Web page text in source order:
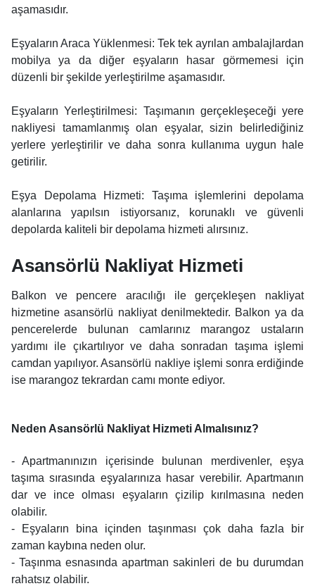
aşamasıdır.
Eşyaların Araca Yüklenmesi: Tek tek ayrılan ambalajlardan
mobilya ya da diğer eşyaların hasar görmemesi için
düzenli bir şekilde yerleştirilme aşamasıdır.
Eşyaların Yerleştirilmesi: Taşımanın gerçekleşeceği yere
nakliyesi tamamlanmış olan eşyalar, sizin belirlediğiniz
yerlere yerleştirilir ve daha sonra kullanıma uygun hale
getirilir.
Eşya Depolama Hizmeti: Taşıma işlemlerini depolama
alanlarına yapılsın istiyorsanız, korunaklı ve güvenli
depolarda kaliteli bir depolama hizmeti alırsınız.
Asansörlü Nakliyat Hizmeti
Balkon ve pencere aracılığı ile gerçekleşen nakliyat
hizmetine asansörlü nakliyat denilmektedir. Balkon ya da
pencerelerde bulunan camlarınız marangoz ustaların
yardımı ile çıkartılıyor ve daha sonradan taşıma işlemi
camdan yapılıyor. Asansörlü nakliye işlemi sonra erdiğinde
ise marangoz tekrardan camı monte ediyor.
Neden Asansörlü Nakliyat Hizmeti Almalısınız?
- Apartmanınızın içerisinde bulunan merdivenler, eşya
taşıma sırasında eşyalarınıza hasar verebilir. Apartmanın
dar ve ince olması eşyaların çizilip kırılmasına neden
olabilir.
- Eşyaların bina içinden taşınması çok daha fazla bir
zaman kaybına neden olur.
- Taşınma esnasında apartman sakinleri de bu durumdan
rahatsız olabilir.